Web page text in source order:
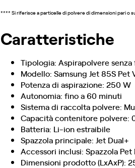
**** Si riferisce a particelle di polvere di dimensioni pari o
Caratteristiche
Tipologia: Aspirapolvere senza
Modello: Samsung Jet 85S Pet
Potenza di aspirazione: 250 W
Autonomia: fino a 60 minuti
Sistema di raccolta polvere:
Capacità contenitore polvere:
Batteria: Li-ion estraibile
Spazzola principale: Jet Dual+
Accessori inclusi: Spazzola
Dimensioni prodotto (LxAxP):